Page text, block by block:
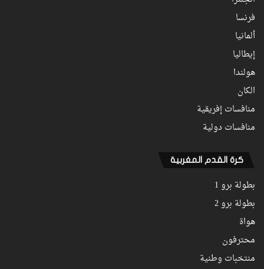
فرنسا
ألمانيا
إيطاليا
هولندا
الكان
منافسات إفريقية
منافسات دولية
كرة القدم المغربية
بطولة برو 1
بطولة برو 2
هواة
محترفون
منتخبات وطنية